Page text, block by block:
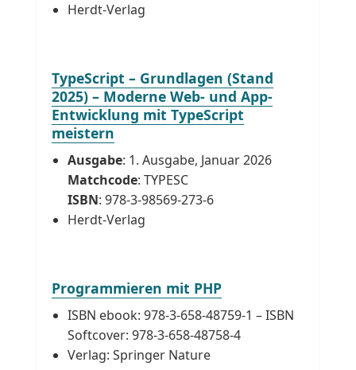
Herdt-Verlag
TypeScript – Grundlagen (Stand
2025) – Moderne Web- und App-
Entwicklung mit TypeScript
meistern
Ausgabe: 1. Ausgabe, Januar 2026
Matchcode: TYPESC
ISBN: 978-3-98569-273-6
Herdt-Verlag
Programmieren mit PHP
ISBN ebook: 978-3-658-48759-1 – ISBN
Softcover: 978-3-658-48758-4
Verlag: Springer Nature